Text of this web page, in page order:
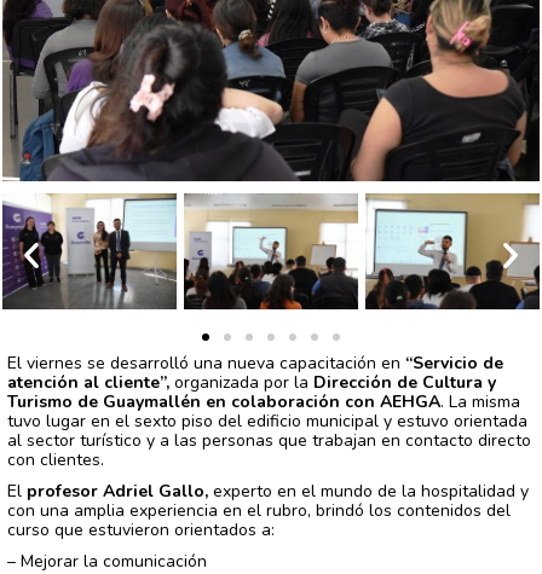
El viernes se desarrolló una nueva capacitación en “Servicio de
atención al cliente”, organizada por la Dirección de Cultura y
Turismo de Guaymallén en colaboración con AEHGA. La misma
tuvo lugar en el sexto piso del edificio municipal y estuvo orientada
al sector turístico y a las personas que trabajan en contacto directo
con clientes.
El profesor Adriel Gallo, experto en el mundo de la hospitalidad y
con una amplia experiencia en el rubro, brindó los contenidos del
curso que estuvieron orientados a:
– Mejorar la comunicación